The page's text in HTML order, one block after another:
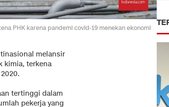
PHK karena pandemi covid-19 menekan ekonomi
melansir
kimia, terkena
tertinggi dalam
pekerja yang